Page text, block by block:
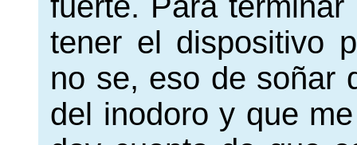
tener el dispositivo
no se, eso de soñar
del inodoro y que